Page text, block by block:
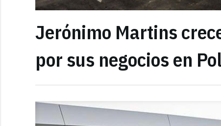
Jerónimo Martins
por sus negocios en